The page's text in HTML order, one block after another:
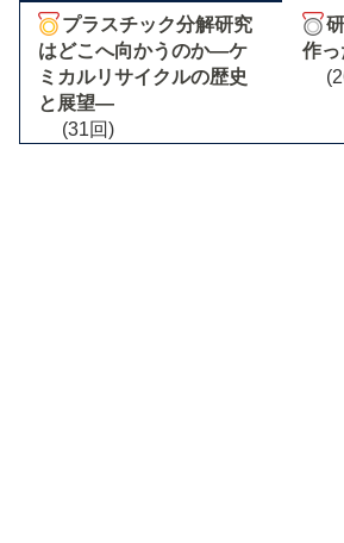
プラスチック分解研究
はどこへ向かうのか―ケ
ミカルリサイクルの歴史
と展望―
(31回)
作っ